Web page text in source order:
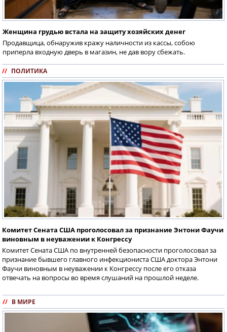
Женщина грудью встала на защиту хозяйских денег
Продавщица, обнаружив кражу наличности из кассы, собою
приперла входную дверь в магазин, не дав вору сбежать.
// ПОЛИТИКА
Комитет Сената США проголосовал за признание Энтони Фаучи
виновным в неуважении к Конгрессу
Комитет Сената США по внутренней безопасности проголосовал за
признание бывшего главного инфекциониста США доктора Энтони
Фаучи виновным в неуважении к Конгрессу после его отказа
отвечать на вопросы во время слушаний на прошлой неделе.
// В МИРЕ